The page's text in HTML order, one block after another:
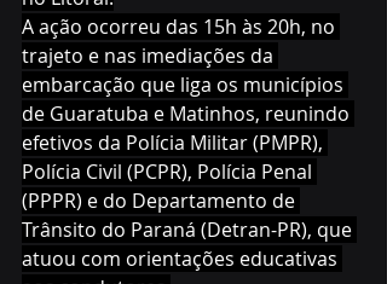
A ação ocorreu das 15h às 20h, no
trajeto e nas imediações da
embarcação que liga os municípios
de Guaratuba e Matinhos, reunindo
efetivos da Polícia Militar (PMPR),
Polícia Civil (PCPR), Polícia Penal
(PPPR) e do Departamento de
Trânsito do Paraná (Detran-PR), que
atuou com orientações educativas